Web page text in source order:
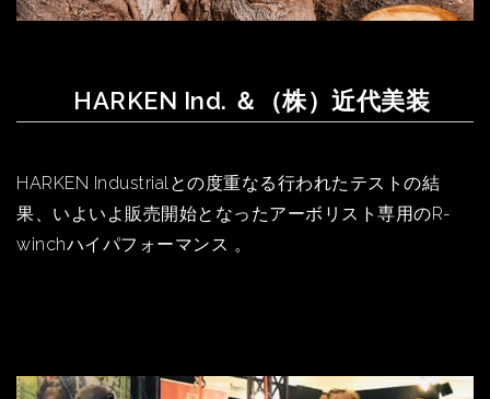
HARKEN Ind. ＆（株）近代美装
HARKEN Industrialとの度重なる行われたテストの結
果、いよいよ販売開始となったアーボリスト専用のR-
winchハイパフォーマンス 。